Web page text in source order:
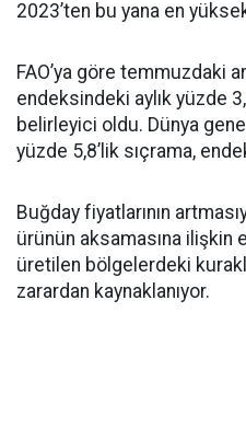
2023’ten bu yana en
FAO’ya göre temmuzdaki
endeksindeki aylık yüzde
belirleyici oldu. Dünya
yüzde 5,8’lik sıçrama,
Buğday fiyatlarının
ürünün aksamasına ilişkin
üretilen bölgelerdeki
zarardan kaynaklanıyor.